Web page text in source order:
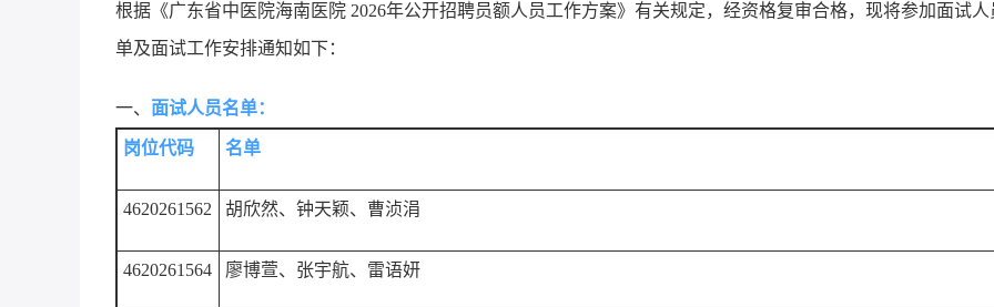
根据《广东省中医院海南医院 2026年公开招聘员额人员工作方案》有关规定，经资格复审合格，现将参加面试人
单及面试工作安排通知如下：
一、 面试人员名单：
岗位代码 名单
4620261562 胡欣然、钟天颖、 曹浈涓
4620261564 廖博萱、 张宇航、 雷语妍